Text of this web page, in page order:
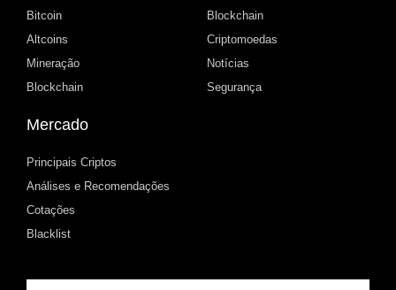
Bitcoin
Altcoins
Mineração
Blockchain
Blockchain
Criptomoedas
Notícias
Segurança
Mercado
Principais Criptos
Análises e Recomendações
Cotações
Blacklist